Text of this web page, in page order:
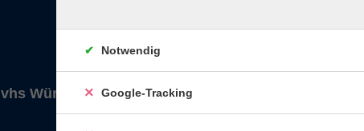
vhs Würzburg & Umgebung e. V.
Notwendig
Google-Tracking